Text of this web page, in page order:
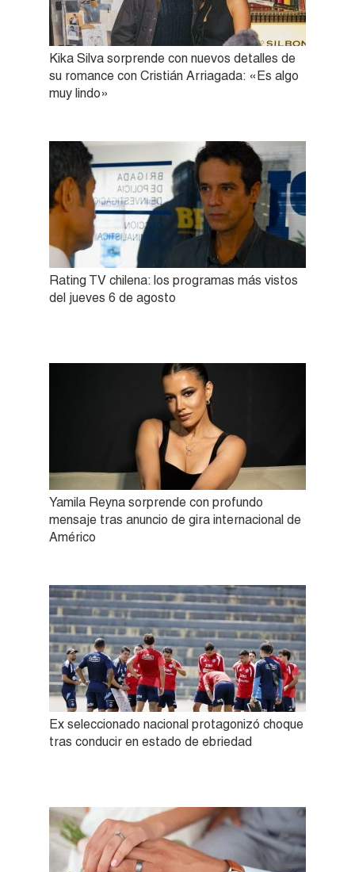
Kika Silva sorprende con nuevos detalles de
su romance con Cristián Arriagada: «Es algo
muy lindo»
Rating TV chilena: los programas más vistos
del jueves 6 de agosto
Yamila Reyna sorprende con profundo
mensaje tras anuncio de gira internacional de
Américo
Ex seleccionado nacional protagonizó choque
tras conducir en estado de ebriedad